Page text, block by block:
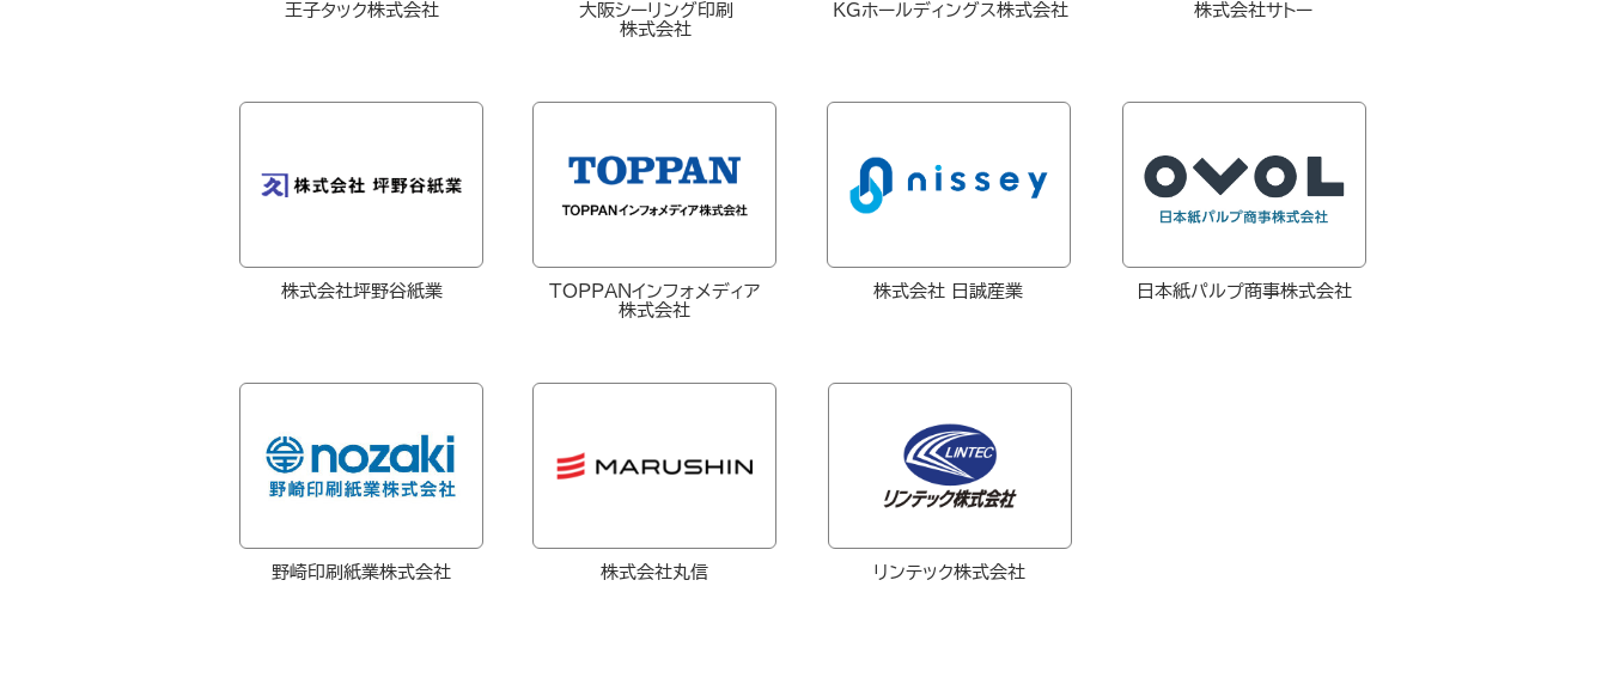
王子タック株式会社
大阪シーリング印刷
株式会社
KGホールディングス株式会社 株式会社サトー
株式会社坪野谷紙業
TOPPANインフォメディア
株式会社
株式会社 日誠産業 日本紙パルプ商事株式会社
野崎印刷紙業株式会社 株式会社丸信 リンテック株式会社